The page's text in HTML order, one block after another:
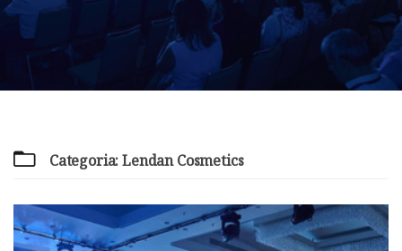
Categoria: Lendan Cosmetics